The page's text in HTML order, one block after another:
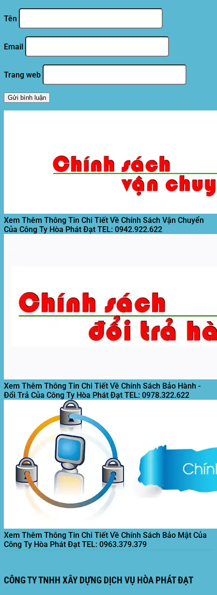
Tên
Email
Trang web
Xem Thêm Thông Tin Chi Tiết Về Chính Sách Vận Chuyển
Của Công Ty Hòa Phát Đạt TEL: 0942.922.622
Xem Thêm Thông Tin Chi Tiết Về Chính Sách Bảo Hành -
Đổi Trả Của Công Ty Hòa Phát Đạt TEL: 0978.322.622
Xem Thêm Thông Tin Chi Tiết Về Chính Sách Bảo Mật Của
Công Ty Hòa Phát Đạt TEL: 0963.379.379
CÔNG TY TNHH XÂY DỰNG DỊCH VỤ HÒA PHÁT ĐẠT